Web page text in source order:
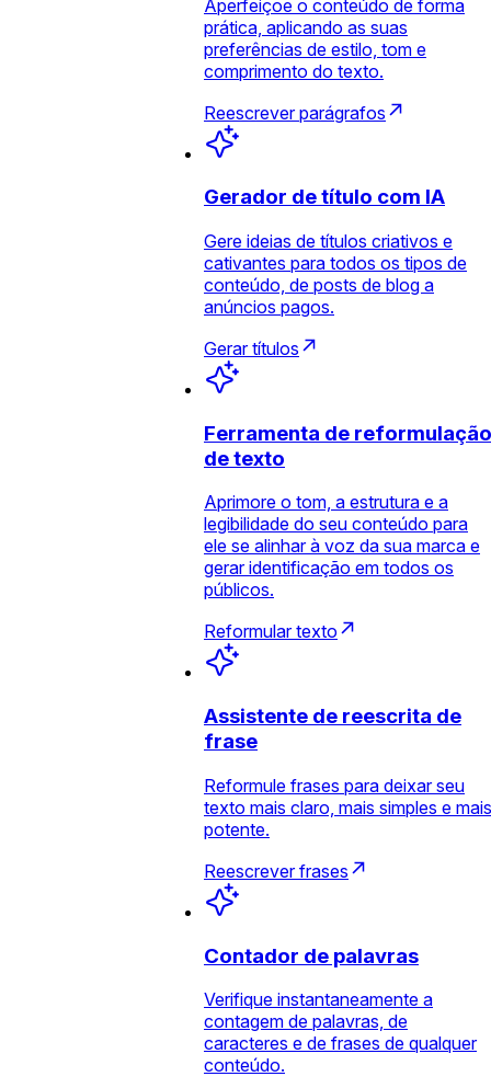
Aperfeiçoe o conteúdo de forma
prática, aplicando as suas
preferências de estilo, tom e
comprimento do texto.
Reescrever parágrafos
Gerador de título com IA
Gere ideias de títulos criativos e
cativantes para todos os tipos de
conteúdo, de posts de blog a
anúncios pagos.
Gerar títulos
Ferramenta de reformulação
de texto
Aprimore o tom, a estrutura e a
legibilidade do seu conteúdo para
ele se alinhar à voz da sua marca e
gerar identificação em todos os
públicos.
Reformular texto
Assistente de reescrita de
frase
Reformule frases para deixar seu
texto mais claro, mais simples e mais
potente.
Reescrever frases
Contador de palavras
Verifique instantaneamente a
contagem de palavras, de
caracteres e de frases de qualquer
conteúdo.